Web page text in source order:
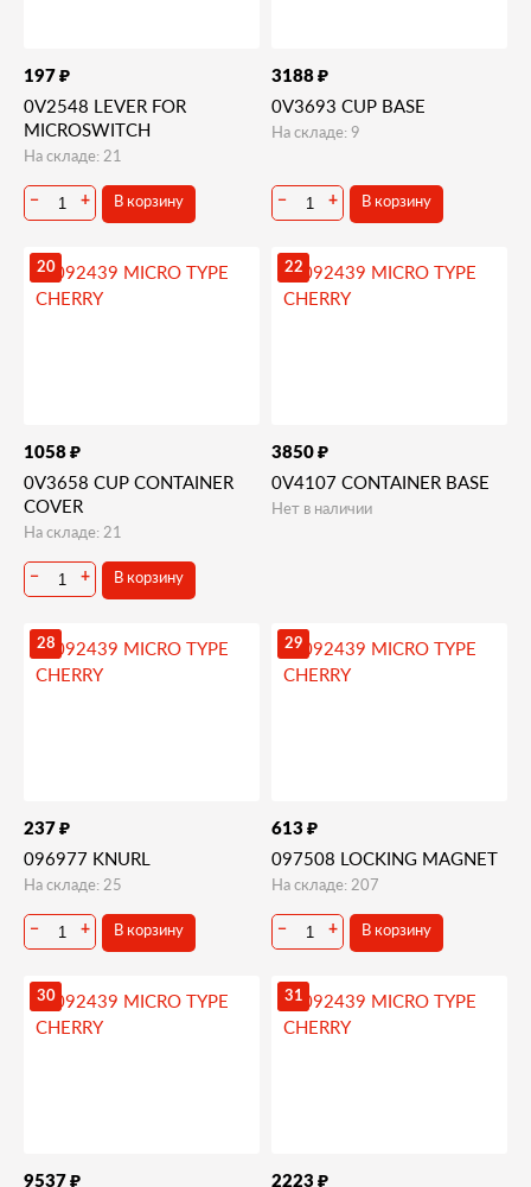
197 ₽
0V2548 LEVER FOR
MICROSWITCH
На складе: 21
− + В корзину
3188 ₽
0V3693 CUP BASE
На складе: 9
− + В корзину
20
1058 ₽
0V3658 CUP CONTAINER
COVER
На складе: 21
− + В корзину
22
3850 ₽
0V4107 CONTAINER BASE
Нет в наличии
28
237 ₽
096977 KNURL
На складе: 25
− + В корзину
29
613 ₽
097508 LOCKING MAGNET
На складе: 207
− + В корзину
30
9537 ₽
31
2223 ₽